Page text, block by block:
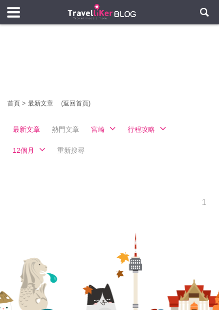
首頁 > 最新文章 (返回首頁)
最新文章 熱門文章 宮崎 行程攻略
12個月 重新搜尋
1